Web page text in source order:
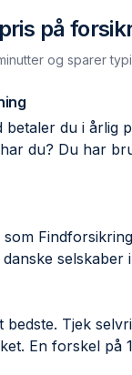
på
og sparer
betaler du i
du? Du har
som
selskaber
bedste. Tjek
En forskel